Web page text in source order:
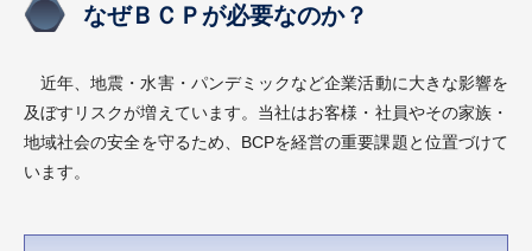
なぜＢＣＰが必要なのか？
近年、地震・水害・パンデミックなど企業活動に大きな影響を
及ぼすリスクが増えています。当社はお客様・社員やその家族・
地域社会の安全を守るため、BCPを経営の重要課題と位置づけて
います。